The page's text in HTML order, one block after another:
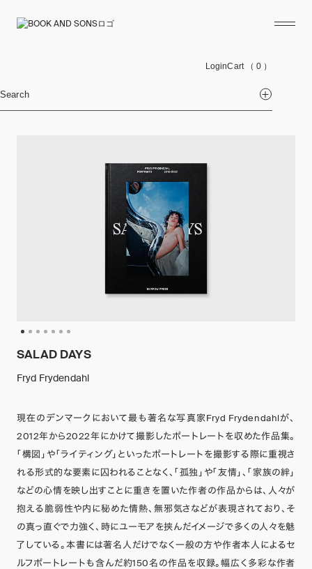
LoginCart （ 0 ）
Search
SALAD DAYS
Fryd Frydendahl
現在のデンマークにおいて最も著名な写真家Fryd Frydendahlが、
2012年から2022年にかけて撮影したポートレートを収めた作品集。
「構図」や「ライティング」といったポートレートを撮影する際に重視さ
れる形式的な要素に囚われることなく、「孤独」や「友情」、「家族の絆」
などの心情を映し出すことに重きを置いた作者の作品からは、人々が
抱える脆弱性や内に秘めた情熱、無邪気さなどが表現されており、そ
の真っ直ぐで力強く、時にユーモアを挟んだイメージで多くの人々を魅
了している。本書には著名人だけでなく一般の方や作者本人によるセ
ルフポートレートも含んだ約150名の作品を収録。幅広く多彩な作者